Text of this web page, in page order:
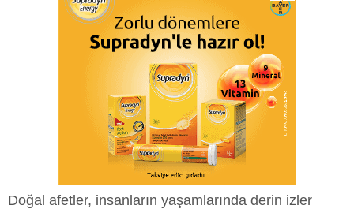
Doğal afetler, insanların yaşamlarında derin izler